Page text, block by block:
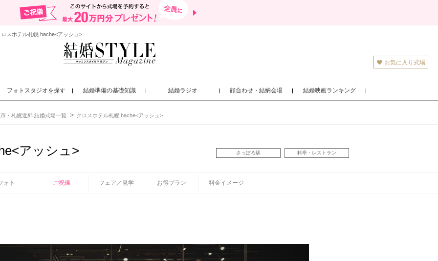
スホテル札幌 hache<アッシュ>
お気に入り式場
フォトスタジオを探す 結婚準備の基礎知識 結婚ラジオ 顔合わせ・結納会場 結婚映画ランキング
・札幌近郊 結婚式場一覧 クロスホテル札幌 hache<アッシュ>
アッシュ> さっぽろ駅 料亭・レストラン
ォト ご祝儀 フェア／見学 お得プラン 料金イメージ